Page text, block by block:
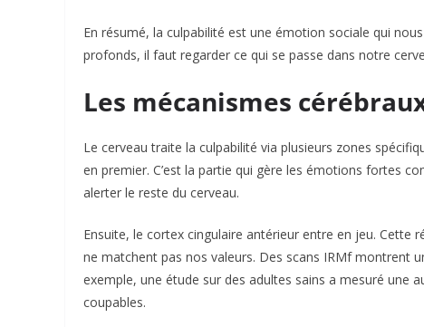
En résumé, la culpabilité est une émotion sociale qui
profonds, il faut regarder ce qui se passe dans notre
Les mécanismes
Le cerveau traite la culpabilité via plusieurs zones
en premier. C’est la partie qui gère les émotions fortes
alerter le reste du cerveau.​
Ensuite, le cortex cingulaire antérieur entre en jeu.
ne matchent pas nos valeurs. Des scans IRMf montrent
exemple, une étude sur des adultes sains a mesuré une
coupables.​